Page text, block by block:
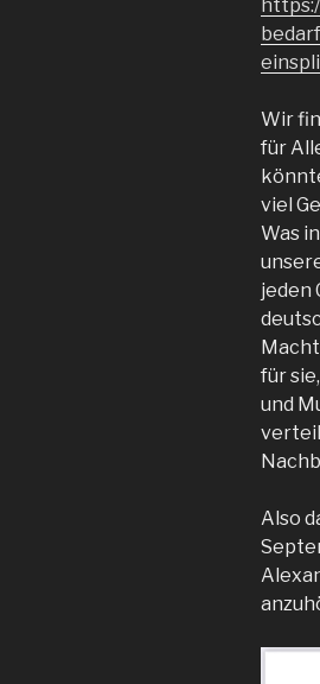
Wir
für
viel
Was
jeden
für
und
Also